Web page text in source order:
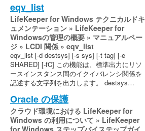
eqv_list
LifeKeeper for Windows テクニカルドキ
ュメンテーション » LifeKeeper for
Windowsの管理の概要 » マニュアルペー
ジ » LCDI 関係 » eqv_list
eqv_list [-d destsys] [-s sys] [-t tag] [-e
SHARED] [-fC] この機能は、標準出力にリソ
ースインスタンス間のイクイバレンシ関係を
記述する文字列を出力します。 destsys…
Oracle の保護
クラウド環境における LifeKeeper for
Windows の利用について » LifeKeeper
for Windows ステップバイステップガイ